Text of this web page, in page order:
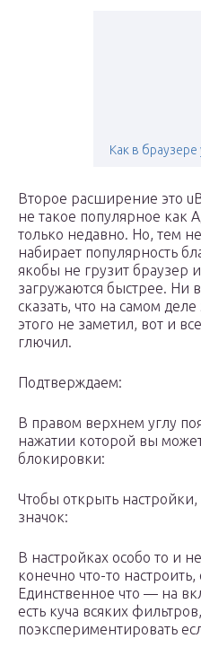
Как в
Второе расширение это
не такое популярное как
только недавно. Но, тем
набирает популярность
якобы не грузит браузер
загружаются быстрее. Ни
сказать, что на самом
этого не заметил, вот и
глючил.
Подтверждаем:
В правом верхнем углу
нажатии которой вы
блокировки:
Чтобы открыть
значок:
В настройках особо то и
конечно что-то
Единственное что — на
есть куча всяких
поэкспериментировать